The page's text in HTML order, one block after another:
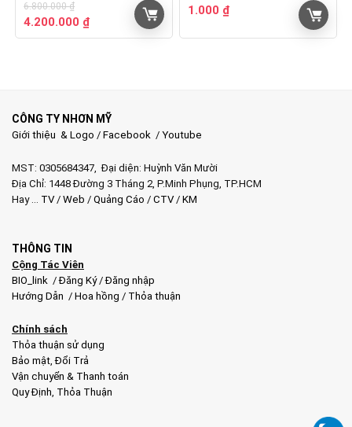
6.800.000₫
Giá
gốc
4.200.000 ₫Giá
hiện
1.000 ₫
CÔNG TY NHƠN MỸ
Giới thiệu & Logo / Facebook / Youtube
MST: 0305684347, Đại diện: Huỳnh Văn Mười
Địa Chỉ: 1448 Đường 3 Tháng 2, P.Minh Phụng, TP.HCM
Hay … TV/ Web / Quảng Cáo / CTV/ KM
THÔNG TIN
Cộng Tác Viên
BIO_link /Đăng Ký/Đăng nhập
Hướng Dẫn / Hoa hồng / Thỏa thuận
Chính sách
Thỏa thuận sử dụng
Bảo mật,Đổi Trả
Vận chuyển & Thanh toán
Quy Định, Thỏa Thuận